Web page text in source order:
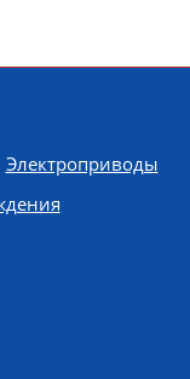
Электроприводы